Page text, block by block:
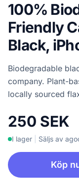
100%
Friendly
Black,
Biodegradable
company. Plant-
locally sourced
250 SEK
I lager Säljs av
Köp